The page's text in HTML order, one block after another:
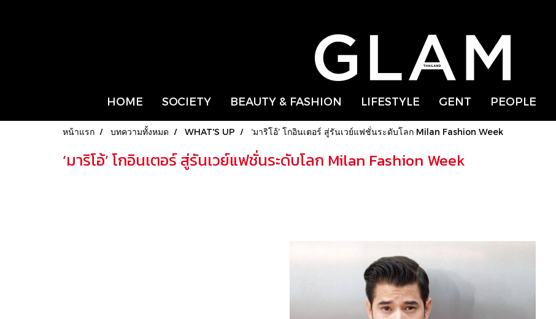
HOME SOCIETY BEAUTY & FASHION LIFESTYLE GENT PEOPLE
หน้าแรก บทความทั้งหมด WHAT'S UP ‘มาริโอ้’ โกอินเตอร์ สู่รันเวย์แฟชั่นระดับโลก Milan Fashion Week
‘มาริโอ้’ โกอินเตอร์ สู่รันเวย์แฟชั่นระดับโลก Milan Fashion Week